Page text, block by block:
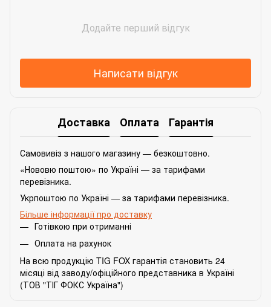
Додайте перший відгук
Написати відгук
Доставка Оплата Гарантія
Самовивіз з нашого магазину — безкоштовно.
«Нововю поштою» по Україні — за тарифами
перевізника.
Укрпоштою по Україні — за тарифами перевізника.
Більше інформації про доставку
Готівкою при отриманні
Оплата на рахунок
На всю продукцію TIG FOX гарантія становить 24
місяці від заводу/офіційного представника в Україні
(ТОВ "ТІГ ФОКС Україна")